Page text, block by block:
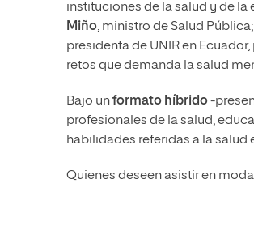
instituciones de la salud y de
Miño, ministro de Salud Pública;
presidenta de UNIR en
retos que demanda la salud
Bajo unformato híbrido-
profesionales de la salud,
habilidades referidas a la salud
Quienes deseen asistir en